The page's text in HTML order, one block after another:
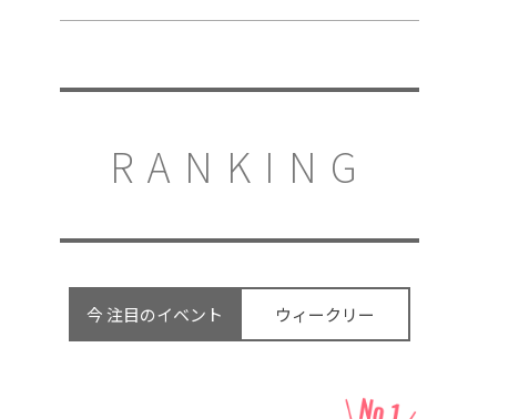
RANKING
今 注目のイベント ウィークリー